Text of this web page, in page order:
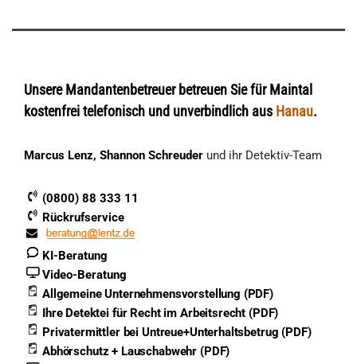
Unsere Mandantenbetreuer betreuen Sie für Maintal
kostenfrei telefonisch und unverbindlich aus Hanau.
Marcus Lenz, Shannon Schreuder und ihr Detektiv-Team
(0800) 88 333 11
Rückrufservice
KI-Beratung
Video-Beratung
Allgemeine Unternehmensvorstellung (PDF)
Ihre Detektei für Recht im Arbeitsrecht (PDF)
Privatermittler bei Untreue+Unterhaltsbetrug (PDF)
Abhörschutz + Lauschabwehr (PDF)